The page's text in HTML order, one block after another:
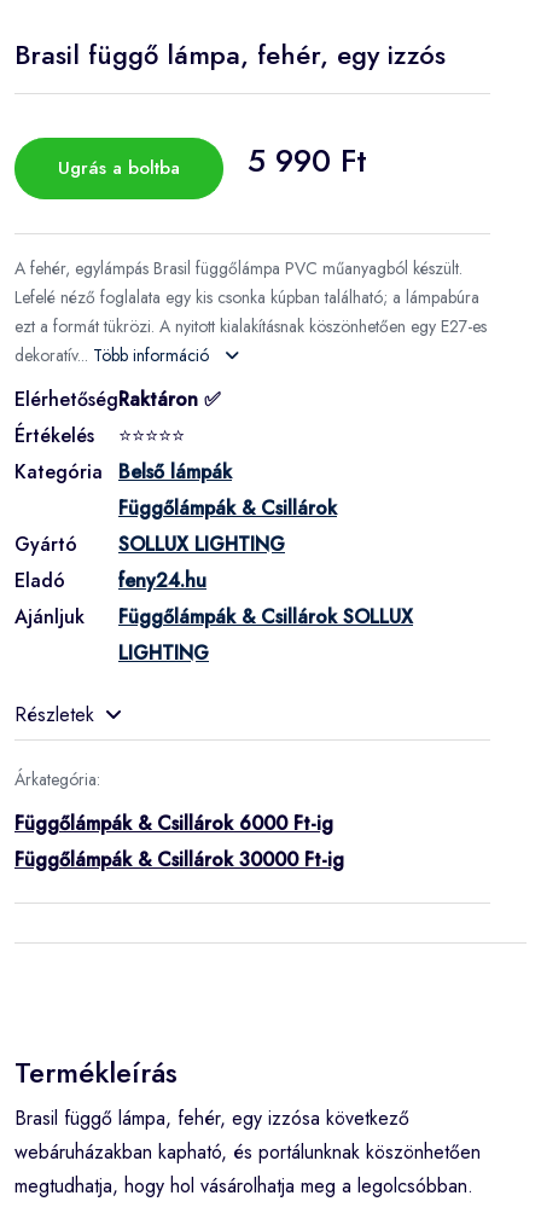
Brasil függő lámpa, fehér, egy izzós
Ugrás a boltba 5 990 Ft
A fehér, egylámpás Brasil függőlámpa PVC műanyagból készült.
Lefelé néző foglalata egy kis csonka kúpban található; a lámpabúra
ezt a formát tükrözi. A nyitott kialakításnak köszönhetően egy E27-es
dekoratív... Több információ
ElérhetőségRaktáron ✅
Értékelés
⭐⭐⭐⭐⭐
Kategória
Belső lámpák
Függőlámpák & Csillárok
Gyártó
SOLLUX LIGHTING
Eladó
feny24.hu
Ajánljuk
Függőlámpák & Csillárok SOLLUX
LIGHTING
Részletek
Árkategória:
Függőlámpák & Csillárok 6000 Ft-ig
Függőlámpák & Csillárok 30000 Ft-ig
Termékleírás
Brasil függő lámpa, fehér, egy izzósa következő
webáruházakban kapható, és portálunknak köszönhetően
megtudhatja, hogy hol vásárolhatja meg a legolcsóbban.